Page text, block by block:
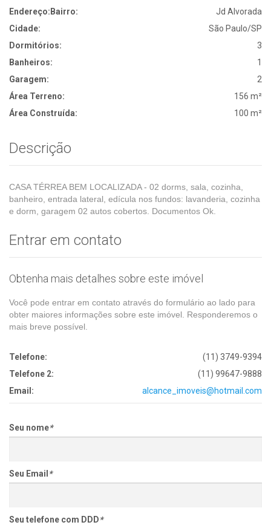
Endereço: Bairro:
Jd Alvorada
Cidade:
São Paulo/SP
Dormitórios:
3
Banheiros:
1
Garagem:
2
Área Terreno:
156 m²
Área Construída:
100 m²
Descrição
CASA TÉRREA BEM LOCALIZADA - 02 dorms, sala, cozinha,
banheiro, entrada lateral, edícula nos fundos: lavanderia, cozinha
e dorm, garagem 02 autos cobertos. Documentos Ok.
Entrar em contato
Obtenha mais detalhes sobre este imóvel
Você pode entrar em contato através do formulário ao lado para
obter maiores informações sobre este imóvel. Responderemos o
mais breve possível.
Telefone:
(11) 3749-9394
Telefone 2:
(11) 99647-9888
Email:
alcance_imoveis@hotmail.com
Seu nome*
Seu Email *
Seu telefone com DDD*